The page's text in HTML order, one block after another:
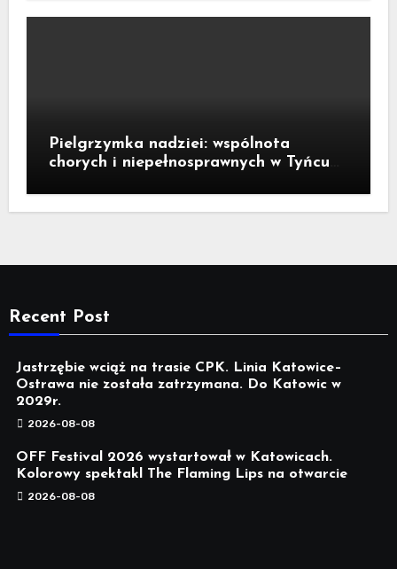
Pielgrzymka nadziei: wspólnota
chorych i niepełnosprawnych w Tyńcu
Recent Post
Jastrzębie wciąż na trasie CPK. Linia Katowice–
Ostrawa nie została zatrzymana. Do Katowic w
2029r.
2026-08-08
OFF Festival 2026 wystartował w Katowicach.
Kolorowy spektakl The Flaming Lips na otwarcie
2026-08-08